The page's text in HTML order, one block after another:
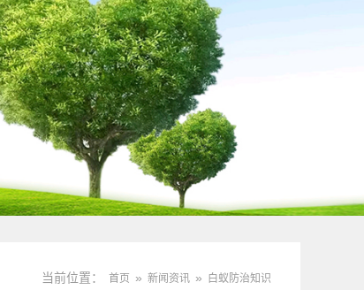
当前位置： 首页 » 新闻资讯 » 白蚁防治知识